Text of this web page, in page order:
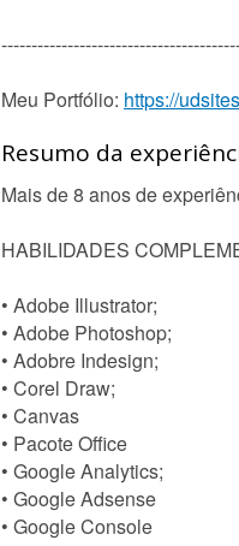
Meu Portfólio: https://
Resumo da
Mais de 8 anos de
HABILIDADES
• Adobe Illustrator;
• Adobe Photoshop;
• Adobre Indesign;
• Corel Draw;
• Canvas
• Pacote Office
• Google Analytics;
• Google Adsense
• Google Console